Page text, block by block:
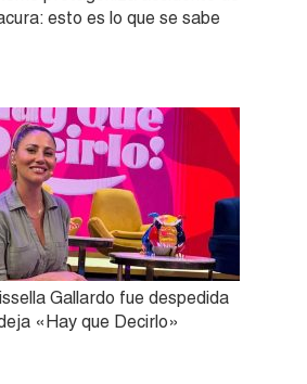
esto es lo que se sabe
Gallardo fue despedida
«Hay que Decirlo»